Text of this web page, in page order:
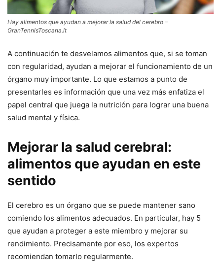
Hay alimentos que ayudan a mejorar la salud del cerebro –
GranTennisToscana.it
A continuación te desvelamos alimentos que, si se toman
con regularidad, ayudan a mejorar el funcionamiento de un
órgano muy importante. Lo que estamos a punto de
presentarles es información que una vez más enfatiza el
papel central que juega la nutrición para lograr una buena
salud mental y física.
Mejorar la salud cerebral:
alimentos que ayudan en este
sentido
El cerebro es un órgano que se puede mantener sano
comiendo los alimentos adecuados. En particular, hay 5
que ayudan a proteger a este miembro y mejorar su
rendimiento. Precisamente por eso, los expertos
recomiendan tomarlo regularmente.